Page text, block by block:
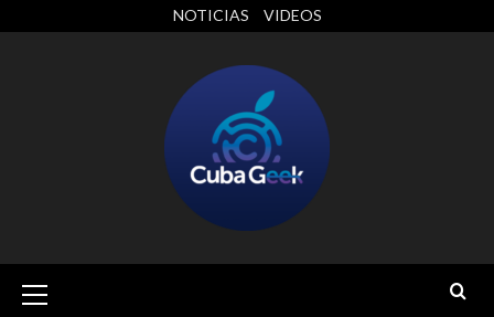
NOTICIAS VIDEOS